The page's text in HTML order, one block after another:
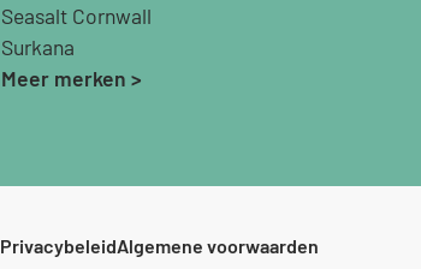
Seasalt Cornwall
Surkana
Meer merken >
PrivacybeleidAlgemene voorwaarden